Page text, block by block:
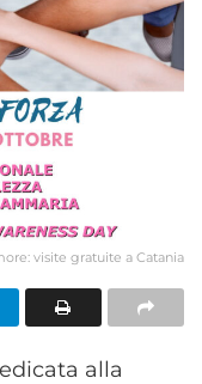
visite gratuite a Catania
alla